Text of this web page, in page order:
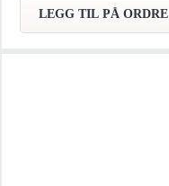
LEGG TIL PÅ ORDRE